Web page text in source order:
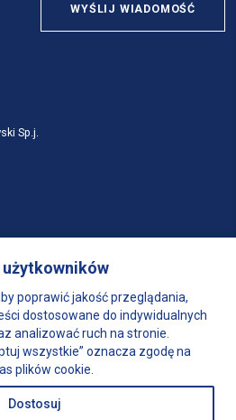
Sp.j.
WYŚLIJ WIADOMOŚĆ
użytkowników
poprawić jakość przeglądania,
dostosowane do indywidualnych
analizować ruch na stronie.
wszystkie” oznacza zgodę na
plików cookie.
Dostosuj